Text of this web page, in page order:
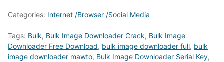
Categories: Internet /Browser /Social Media
Tags: Bulk, Bulk Image Downloader Crack, Bulk Image
Downloader Free Download, bulk image downloader full, bulk
image downloader mawto, Bulk Image Downloader Serial Key,